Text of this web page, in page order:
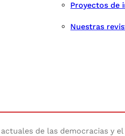
Proyectos de
Nuestras
de las democracias y